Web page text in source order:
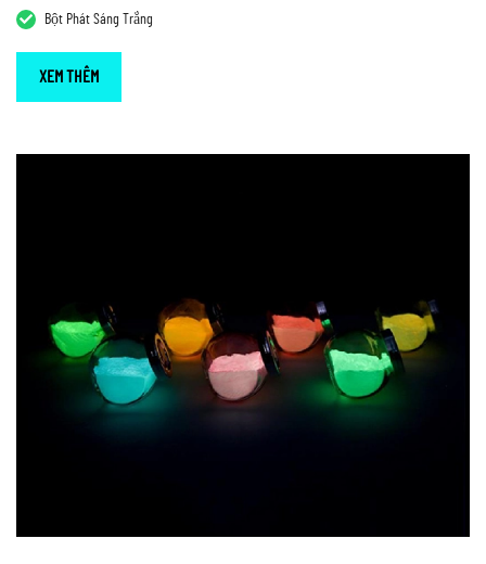
Bột Phát Sáng Trắng
XEM THÊM